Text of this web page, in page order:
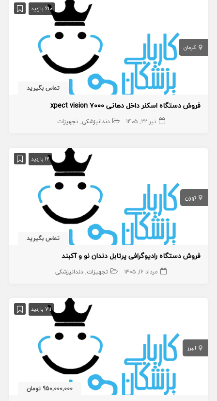
610 بازدید
کرمان
تماس بگیرید
فروش دستگاه اسکنر داخل دهانی xpect vision ۷۰۰۰
تیر ۲۲, ۱۴۰۵ دندانپزشکی تجهیزات
12 بازدید
تهران
تماس بگیرید
فروش دستگاه رادیوگرافی پرتابل دندان نو و آکبند
مرداد ۱۶, ۱۴۰۵ تجهیزات دندانپزشکی
711 بازدید
البرز
950,000,000 تومان